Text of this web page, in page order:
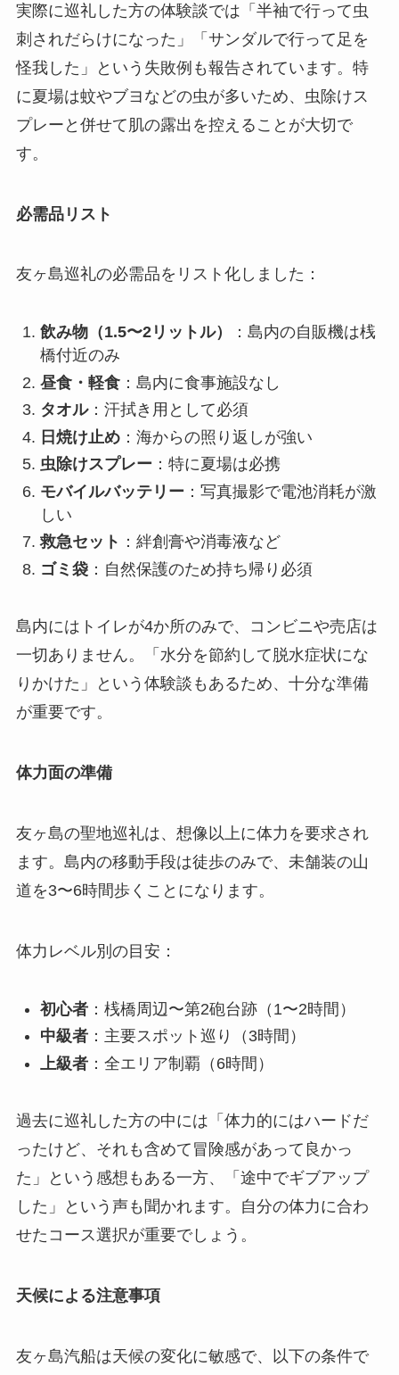
実際に巡礼した方の体験談では「半袖で行って虫
刺されだらけになった」「サンダルで行って足を
怪我した」という失敗例も報告されています。特
に夏場は蚊やブヨなどの虫が多いため、虫除けス
プレーと併せて肌の露出を控えることが大切で
す。
必需品リスト
友ヶ島巡礼の必需品をリスト化しました：
飲み物（1.5〜2リットル）
：島内の自販機は桟
橋付近のみ
昼食・軽食：島内に食事施設なし
タオル：汗拭き用として必須
日焼け止め：海からの照り返しが強い
虫除けスプレー ：特に夏場は必携
モバイルバッテリー ：写真撮影で電池消耗が激
しい
救急セット ：絆創膏や消毒液など
ゴミ袋：自然保護のため持ち帰り必須
島内にはトイレが4か所のみで、コンビニや売店は
一切ありません。「水分を節約して脱水症状にな
りかけた」という体験談もあるため、十分な準備
が重要です。
体力面の準備
友ヶ島の聖地巡礼は、想像以上に体力を要求され
ます。島内の移動手段は徒歩のみで、未舗装の山
道を3〜6時間歩くことになります。
体力レベル別の目安：
初心者：桟橋周辺〜第2砲台跡（1〜2時間）
中級者：主要スポット巡り（3時間）
上級者：全エリア制覇（6時間）
過去に巡礼した方の中には「体力的にはハードだ
ったけど、それも含めて冒険感があって良かっ
た」という感想もある一方、「途中でギブアップ
した」という声も聞かれます。自分の体力に合わ
せたコース選択が重要でしょう。
天候による注意事項
友ヶ島汽船は天候の変化に敏感で、以下の条件で